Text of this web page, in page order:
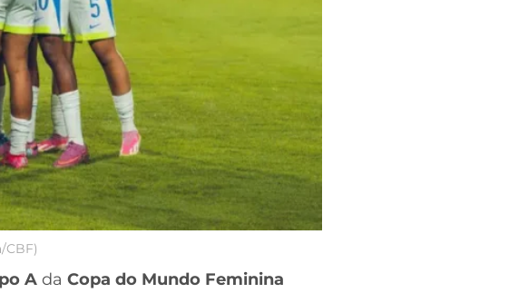
CBF)
A da Copa do Mundo Feminina